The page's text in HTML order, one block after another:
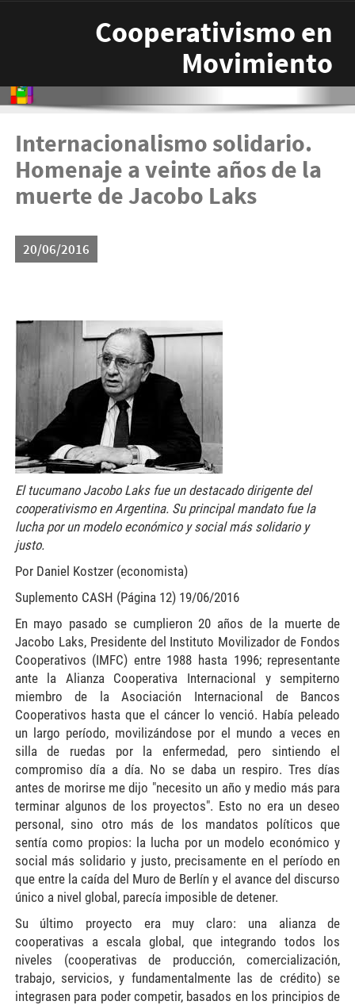
Cooperativismo en
Movimiento
Internacionalismo solidario.
Homenaje a veinte años de la
muerte de Jacobo Laks
20/06/2016
descarga.jpg
El tucumano Jacobo Laks fue un destacado dirigente del
cooperativismo en Argentina. Su principal mandato fue la
lucha por un modelo económico y social más solidario y
justo.
Por Daniel Kostzer (economista)
Suplemento CASH (Página 12) 19/06/2016
En mayo pasado se cumplieron 20 años de la muerte de
Jacobo Laks, Presidente del Instituto Movilizador de Fondos
Cooperativos (IMFC) entre 1988 hasta 1996; representante
ante la Alianza Cooperativa Internacional y sempiterno
miembro de la Asociación Internacional de Bancos
Cooperativos hasta que el cáncer lo venció. Había peleado
un largo período, movilizándose por el mundo a veces en
silla de ruedas por la enfermedad, pero sintiendo el
compromiso día a día. No se daba un respiro. Tres días
antes de morirse me dijo "necesito un año y medio más para
terminar algunos de los proyectos". Esto no era un deseo
personal, sino otro más de los mandatos políticos que
sentía como propios: la lucha por un modelo económico y
social más solidario y justo, precisamente en el período en
que entre la caída del Muro de Berlín y el avance del discurso
único a nivel global, parecía imposible de detener.
Su último proyecto era muy claro: una alianza de
cooperativas a escala global, que integrando todos los
niveles (cooperativas de producción, comercialización,
trabajo, servicios, y fundamentalmente las de crédito) se
integrasen para poder competir, basados en los principios de